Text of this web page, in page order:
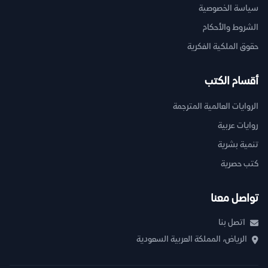
سياسة الخصوصية
الشروط والأحكام
حقوق الملكية الفكرية
أقسام الكتب
الروايات العالمية المترجمة
روايات عربية
تنمية بشرية
كتب حصرية
تواصل معنا
اتصل بنا
الرياض، المملكة العربية السعودية